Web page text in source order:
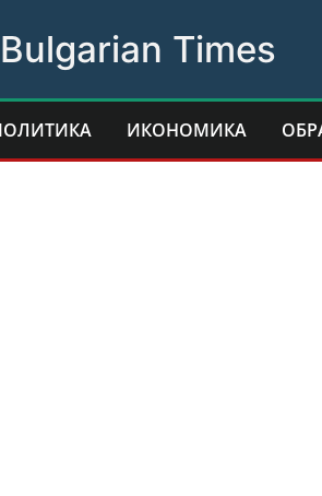
Times
ИКОНОМИКА